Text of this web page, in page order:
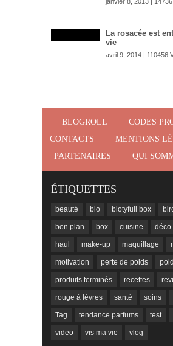
La rosacée est
vie
avril 9, 2014 | 110456
BLOGROLL
CODES
CONTACTS
MENTIONS
PARTENAIRES
QUI
ÉTIQUETTES
beauté bio biotyfull box
bon plan box cuisine déco
haul make-up maquillage
motivation perte de poids
produits terminés recettes
rouge à lèvres santé soins
Tag tendance parfums test
video vis ma vie vlog